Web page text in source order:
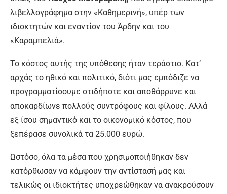
λιβελλογράφημα στην «Καθημερινή», υπέρ των
ιδιοκτητών και εναντίον του Άρδην και του
«Καραμπελιά».
Το κόστος αυτής της υπόθεσης ήταν τεράστιο. Κατ’
αρχάς το ηθικό και πολιτικό, διότι μας εμπόδιζε να
προγραμματίσουμε οτιδήποτε και αποθάρρυνε και
αποκαρδίωνε πολλούς συντρόφους και φίλους. Αλλά
εξ ίσου σημαντικό και το οικονομικό κόστος, που
ξεπέρασε συνολικά τα 25.000 ευρώ.
Ωστόσο, όλα τα μέσα που χρησιμοποιήθηκαν δεν
κατόρθωσαν να κάμψουν την αντίστασή μας και
τελικώς οι ιδιοκτήτες υποχρεώθηκαν να ανακρούσουν